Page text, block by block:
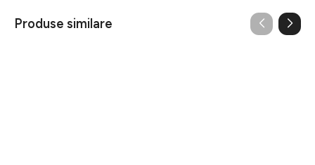
Produse similare